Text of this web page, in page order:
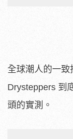
全球潮人的一致
Drysteppers 到
頭的實測。